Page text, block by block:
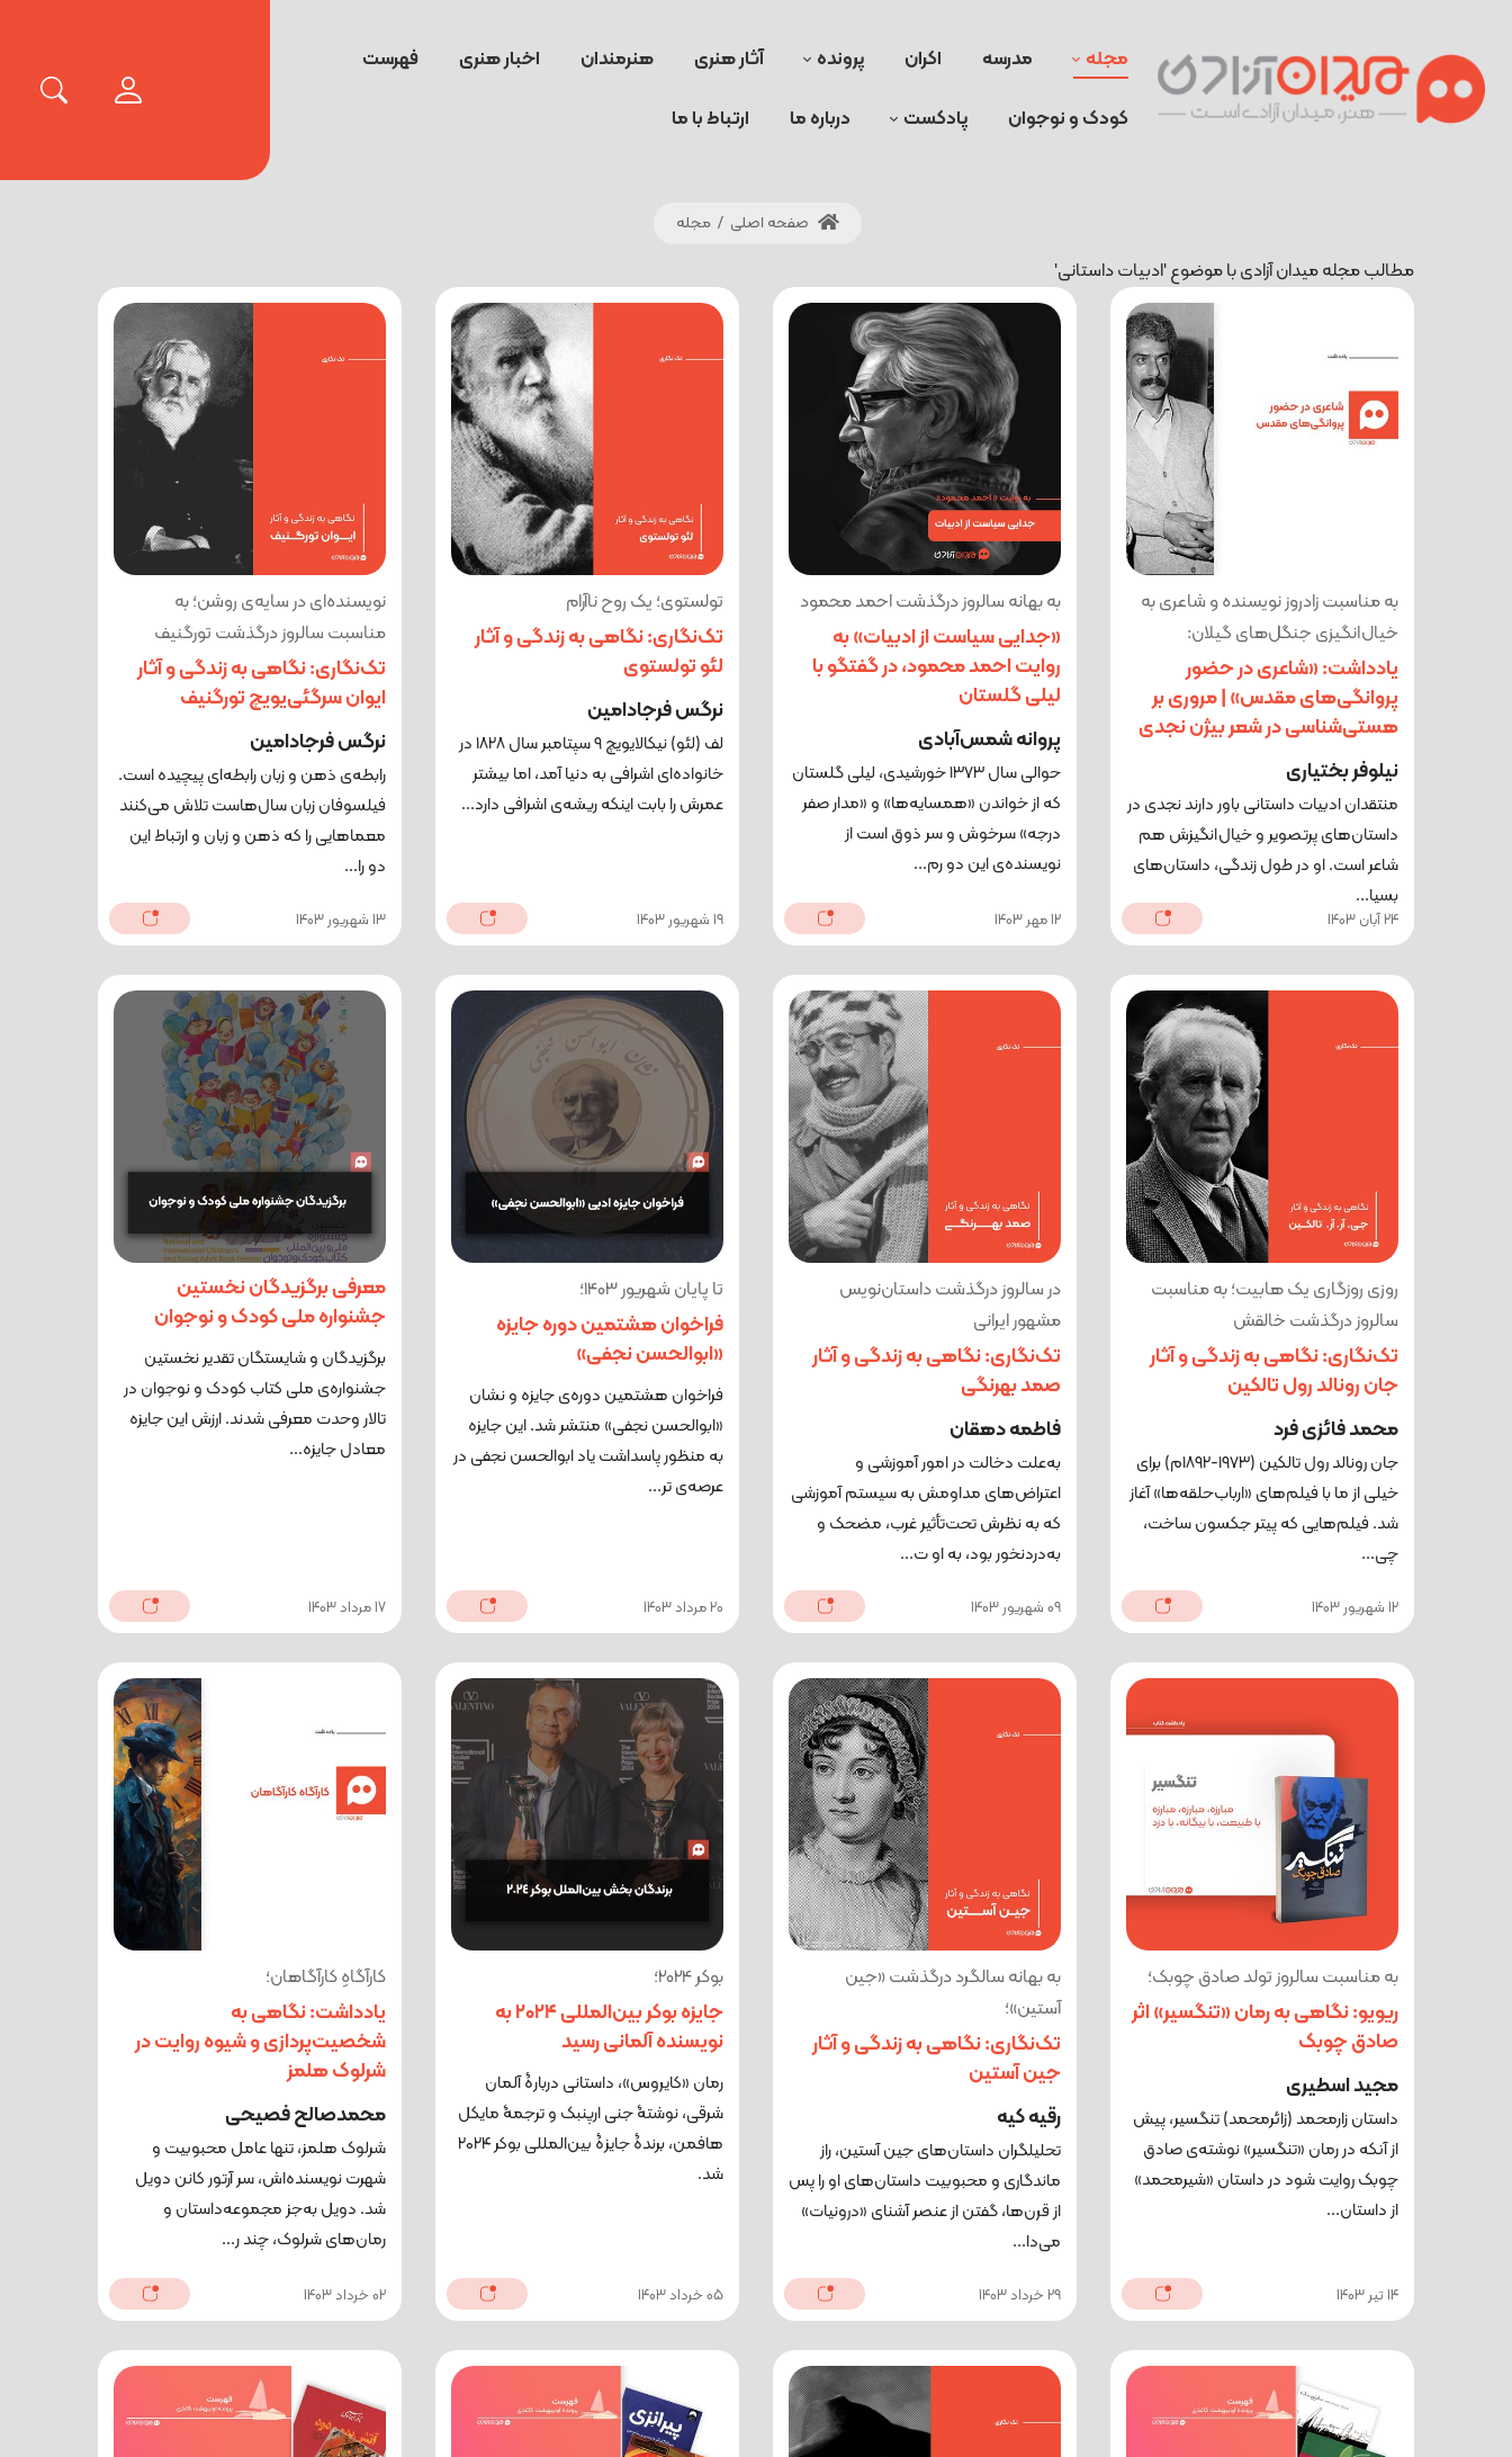
مجله مدرسه اکران پرونده آثار هنری هنرمندان اخبار هنری فهرست
کودک و نوجوان پادکست درباره ما ارتباط با ما
صفحه اصلی / مجله
مطالب مجله میدان آزادی با موضوع 'ادبیات داستانی'
به مناسبت زادروز نویسنده و شاعری به
خیال‌انگیزی جنگل‌های گیلان:
یادداشت: «شاعری در حضور
پروانگی‌های مقدس» | مروری بر
هستی‌شناسی در شعر بیژن نجدی
نیلوفر بختیاری
منتقدان ادبیات داستانی باور دارند نجدی در
داستان‌های پرتصویر و خیال‌انگیزش هم
شاعر است. او در طول زندگی، داستان‌های
بسیا...
24 آبان 1403
به بهانه سالروز درگذشت احمد محمود
«جدایی سیاست از ادبیات» به
روایت احمد محمود، در گفتگو با
لیلی گلستان
پروانه شمس‌آبادی
حوالی سال ۱۳۷۳ خورشیدی، لیلی گلستان
که از خواندن «همسایه‌ها» و «مدار صفر
درجه» سرخوش و سر ذوق است از
نویسنده‌ی این دو رم...
12 مهر 1403
تولستوی؛ یک روح ناآرام
تک‌نگاری: نگاهی به زندگی و آثار
لئو تولستوی
نرگس فرجادامین
لف (لئو) نیکالایویچ ۹ سپتامبر سال ۱۸۲۸ در
خانواده‌ای اشرافی به دنیا آمد، اما بیشتر
عمرش را بابت اینکه ریشه‌ی اشرافی دارد...
19 شهریور 1403
نویسنده‌ای در سایه‌ی روشن؛ به
مناسبت سالروز درگذشت تورگنیف
تک‌نگاری: نگاهی به زندگی و آثار
ایوان سرگئی‌یویچ تورگنیف
نرگس فرجادامین
رابطه‌ی ذهن و زبان رابطه‌ای پیچیده است.
فیلسوفان زبان سال‌هاست تلاش می‌کنند
معماهایی را که ذهن و زبان و ارتباط این
دو را...
13 شهریور 1403
روزی روزگاری یک هابیت؛ به مناسبت
سالروز درگذشت خالقش
تک‌نگاری: نگاهی به زندگی و آثار
جان رونالد رول تالکین
محمد فائزی فرد
جان رونالد رول تالکین (۱۹۷۳-۱۸۹۲م) برای
خیلی از ما با فیلم‌های «ارباب‌حلقه‌ها» آغاز
شد. فیلم‌هایی که پیتر جکسون ساخت،
چی...
12 شهریور 1403
در سالروز درگذشت داستان‌نویس
مشهور ایرانی
تک‌نگاری: نگاهی به زندگی و آثار
صمد بهرنگی
فاطمه دهقان
به‌علت دخالت در امور آموزشی و
اعتراض‌های مداومش به سیستم آموزشی
که به نظرش تحت‌تأثیر غرب، مضحک و
به‌دردنخور بود، به او ت...
09 شهریور 1403
تا پایان شهریور 1403؛
فراخوان هشتمین دوره جایزه
«ابوالحسن نجفی»
فراخوان هشتمین دوره‌ی‌ جایزه و نشان
«ابوالحسن نجفی» منتشر شد. این جایزه
به منظور پاسداشت یاد ابوالحسن نجفی در
عرصه‌‌ی تر...
20 مرداد 1403
معرفی برگزیدگان نخستین
جشنواره ملی کودک و نوجوان
برگزیدگان و شایستگان تقدیر نخستین
جشنواره‌ی ملی کتاب کودک و نوجوان در
تالار وحدت معرفی شدند. ارزش این جایزه
معادل جایزه‌...
17 مرداد 1403
به مناسبت سالروز تولد صادق چوبک؛
ریویو: نگاهی به رمان «تنگسیر» اثر
صادق چوبک
مجید اسطیری
داستان زارمحمد (زائرمحمد) تنگسیر، پیش
از آنکه در رمان «تنگسیر» نوشته‌ی صادق
چوبک روایت شود در داستان «شیرمحمد»
از داستان...
14 تیر 1403
به بهانه سالگرد درگذشت «جین
آستین»؛
تک‌نگاری: نگاهی به زندگی و آثار
جین آستین
رقیه کیه
تحلیلگران داستان‌های جین آستین، راز
ماندگاری و محبوبیت داستان‌های او را پس
از قرن‌ها، گفتن از عنصر آشنای «درونیات»
می‌دا...
29 خرداد 1403
بوکر 2024؛
جایزه بوکر بین‌المللی ۲۰۲۴ به
نویسنده آلمانی رسید
رمان «کایروس»، داستانی دربارۀ آلمان
شرقی، نوشتۀ جنی ارپنبک و ترجمۀ مایکل
هافمن، برندۀ جایزۀ بین‌المللی بوکر ۲۰۲۴
شد.
05 خرداد 1403
کارآگاهِ کارآگاهان؛
یادداشت: نگاهی به
شخصیت‌پردازی و شیوه روایت در
شرلوک هلمز
محمدصالح فصیحی
شرلوک هلمز، تنها عامل محبوبیت و
شهرت نویسنده‌اش، سر آرتور کانن دویل
شد. دویل به‌جز مجموعه‌داستان و
رمان‌های شرلوک، چند ر...
02 خرداد 1403